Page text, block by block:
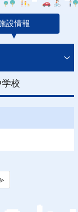
設情報
校